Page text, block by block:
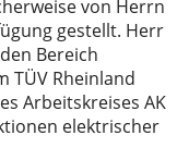
von Herrn
gestellt. Herr
Bereich
TÜV Rheinland
Arbeitskreises AK
elektrischer